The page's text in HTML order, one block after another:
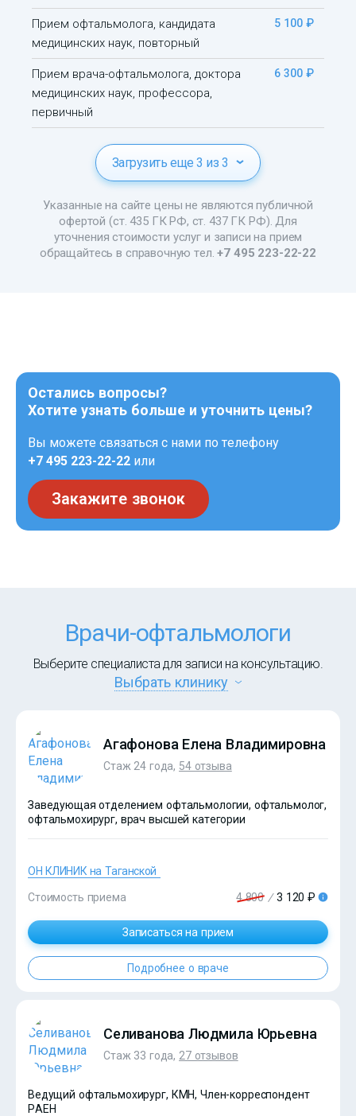
Прием офтальмолога, кандидата
медицинских наук, повторный
5 100 ₽
Прием врача-офтальмолога, доктора
медицинских наук, профессора,
первичный
6 300 ₽
Загрузить еще 3 из 3
Указанные на сайте цены не являются публичной
офертой (ст. 435 ГК РФ, ст. 437 ГК РФ). Для
уточнения стоимости услуг и записи на прием
обращайтесь в справочную тел.+7 495 223-22-22
Остались вопросы?
Хотите узнать больше и уточнить цены?
Вы можете связаться с нами по телефону
+7 495 223-22-22 или
Закажите звонок
Врачи-офтальмологи
Выберите специалиста для записи на консультацию.
Выбрать клинику
Агафонова Елена Владимировна
Стаж 24 года, 54 отзыва
Заведующая отделением офтальмологии, офтальмолог,
офтальмохирург, врач высшей категории
ОН КЛИНИК на Таганской
Стоимость приема 4 800 / 3 120 ₽
Записаться на прием
Подробнее о враче
Селиванова Людмила Юрьевна
Стаж 33 года,27 отзывов
Ведущий офтальмохирург, КМН, Член-корреспондент
РАЕН